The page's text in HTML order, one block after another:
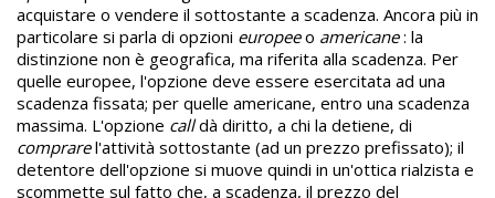
acquistare o vendere il sottostante a scadenza. Ancora più in
particolare si parla di opzioni europeeo americane: la
distinzione non è geografica, ma riferita alla scadenza. Per
quelle europee, l'opzione deve essere esercitata ad una
scadenza fissata; per quelle americane, entro una scadenza
massima. L'opzione calldà diritto, a chi la detiene, di
comprarel'attività sottostante (ad un prezzo prefissato); il
detentore dell'opzione si muove quindi in un'ottica rialzista e
scommette sul fatto che, a scadenza, il prezzo del